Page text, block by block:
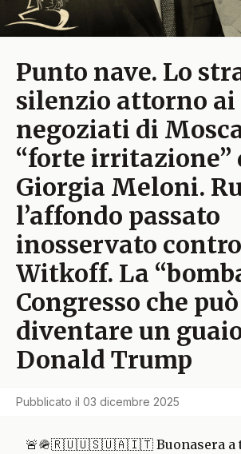
Punto nave. Lo
silenzio attorno ai
negoziati di
“forte irritazione”
Giorgia Meloni.
l’affondo passato
inosservato contro
Witkoff. La
Congresso che può
diventare un
Donald Trump
Pubblicato il 03 dicembre 2025
🚨🪖🇷🇺🇺🇸🇺🇦🇮🇹 Buonasera a